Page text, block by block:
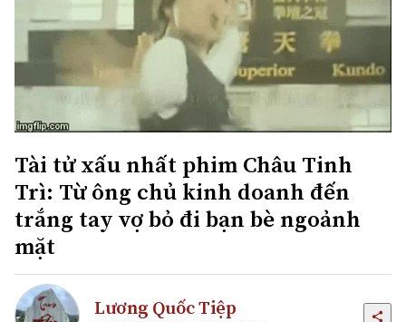
Tài tử xấu nhất phim Châu Tinh
Trì: Từ ông chủ kinh doanh đến
trắng tay vợ bỏ đi bạn bè ngoảnh
mặt
Lương Quốc Tiệp